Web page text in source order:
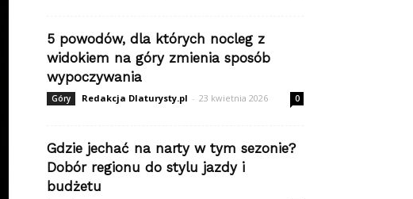
5 powodów, dla których nocleg z
widokiem na góry zmienia sposób
wypoczywania
Góry Redakcja Dlaturysty.pl - 23 kwietnia 2026 0
Gdzie jechać na narty w tym sezonie?
Dobór regionu do stylu jazdy i
budżetu